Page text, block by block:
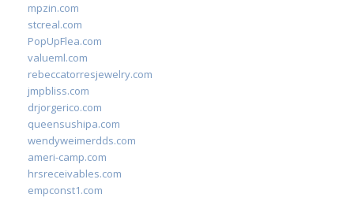
mpzin.com
stcreal.com
PopUpFlea.com
valueml.com
rebeccatorresjewelry.com
jmpbliss.com
drjorgerico.com
queensushipa.com
wendyweimerdds.com
ameri-camp.com
hrsreceivables.com
empconst1.com